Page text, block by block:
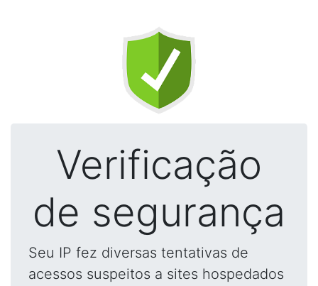
Verificação
de segurança
Seu IP fez diversas tentativas de
acessos suspeitos a sites hospedados